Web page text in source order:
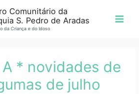
Comunitário da
S. Pedro de Aradas
da Criança e do Idoso
A * novidades de
de julho